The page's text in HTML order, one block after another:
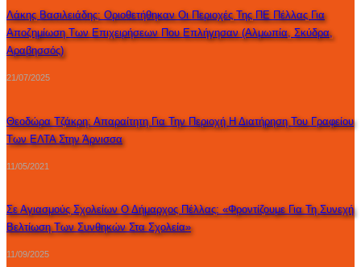
Λάκης Βασιλειάδης: Οριοθετήθηκαν Οι Περιοχές Της ΠΕ Πέλλας Για
Αποζημίωση Των Επιχειρήσεων Που Επλήγησαν (Αλμωπία, Σκύδρα,
Αραβησσός)
21/07/2025
Θεοδώρα Τζάκρη: Απαραίτητη Για Την Περιοχή Η Διατήρηση Του Γραφείου
Των ΕΛΤΑ Στην Άρνισσα
11/05/2021
Σε Αγιασμούς Σχολείων Ο Δήμαρχος Πέλλας: «Φροντίζουμε Για Τη Συνεχή
Βελτίωση Των Συνθηκών Στα Σχολεία»
11/09/2025